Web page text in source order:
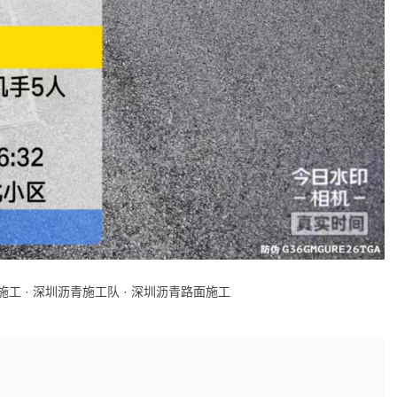
工 · 深圳沥青施工队 · 深圳沥青路面施工